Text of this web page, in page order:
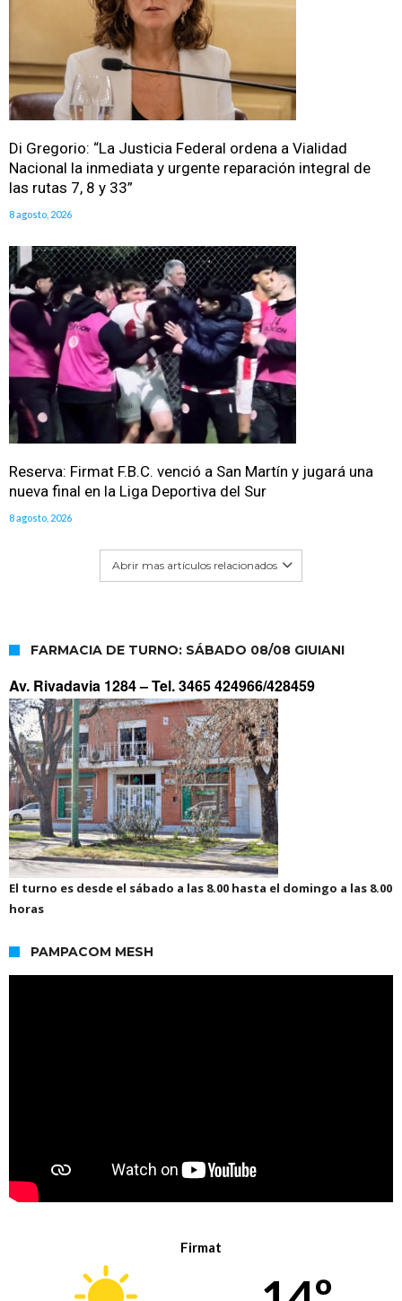
Di Gregorio: “La Justicia Federal ordena a Vialidad
Nacional la inmediata y urgente reparación integral de
las rutas 7, 8 y 33”
8 agosto, 2026
Reserva: Firmat F.B.C. venció a San Martín y jugará una
nueva final en la Liga Deportiva del Sur
8 agosto, 2026
Abrir mas artículos relacionados
FARMACIA DE TURNO: SÁBADO 08/08 GIUIANI
Av. Rivadavia 1284 –Tel. 3465 424966/428459
El turno es desde el sábado a las 8.00 hasta el domingo a las 8.00
horas
PAMPACOM MESH
Firmat